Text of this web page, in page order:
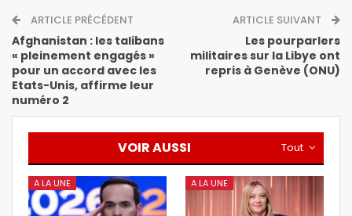
ARTICLE PRÉCÉDENT
Afghanistan : les talibans
« pleinement engagés »
pour un accord avec les
Etats-Unis, affirme leur
numéro 2
ARTICLE SUIVANT
Les pourparlers
militaires sur la Libye ont
repris à Genève (ONU)
Tout
VOIR AUSSI
A LA UNE A LA UNE